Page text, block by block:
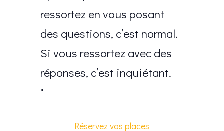
ressortez en vous posant
des questions, c’est normal.
Si vous ressortez avec des
réponses, c’est inquiétant.
Réservez vos places